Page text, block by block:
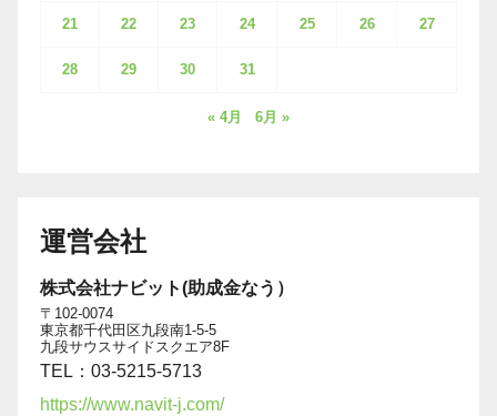
21 22 23 24 25 26 27
28 29 30 31
« 4月 6月 »
運営会社
株式会社ナビット(助成金なう）
〒102-0074
東京都千代田区九段南1-5-5
九段サウスサイドスクエア8F
TEL：03-5215-5713
https://www.navit-j.com/